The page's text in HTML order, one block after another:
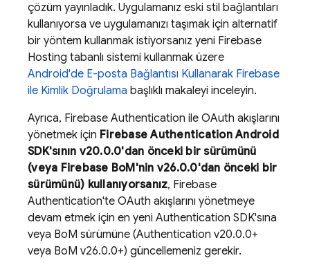
çözüm yayınladık. Uygulamanız eski stil bağlantıları
kullanıyorsa ve uygulamanızı taşımak için alternatif
bir yöntem kullanmak istiyorsanız yeni Firebase
Hosting tabanlı sistemi kullanmak üzere
Android'de E-posta Bağlantısı Kullanarak Firebase
ile Kimlik Doğrulama başlıklı makaleyi inceleyin.
Ayrıca, Firebase Authentication ile OAuth akışlarını
yönetmek için Firebase AuthenticationAndroid
SDK'sının v20.0.0'dan önceki bir sürümünü
(veya Firebase BoM'nin v26.0.0'dan önceki bir
sürümünü) kullanıyorsanız, Firebase
Authentication'te OAuth akışlarını yönetmeye
devam etmek için en yeni Authentication SDK'sına
veya BoM sürümüne (Authentication v20.0.0+
veya BoM v26.0.0+) güncellemeniz gerekir.